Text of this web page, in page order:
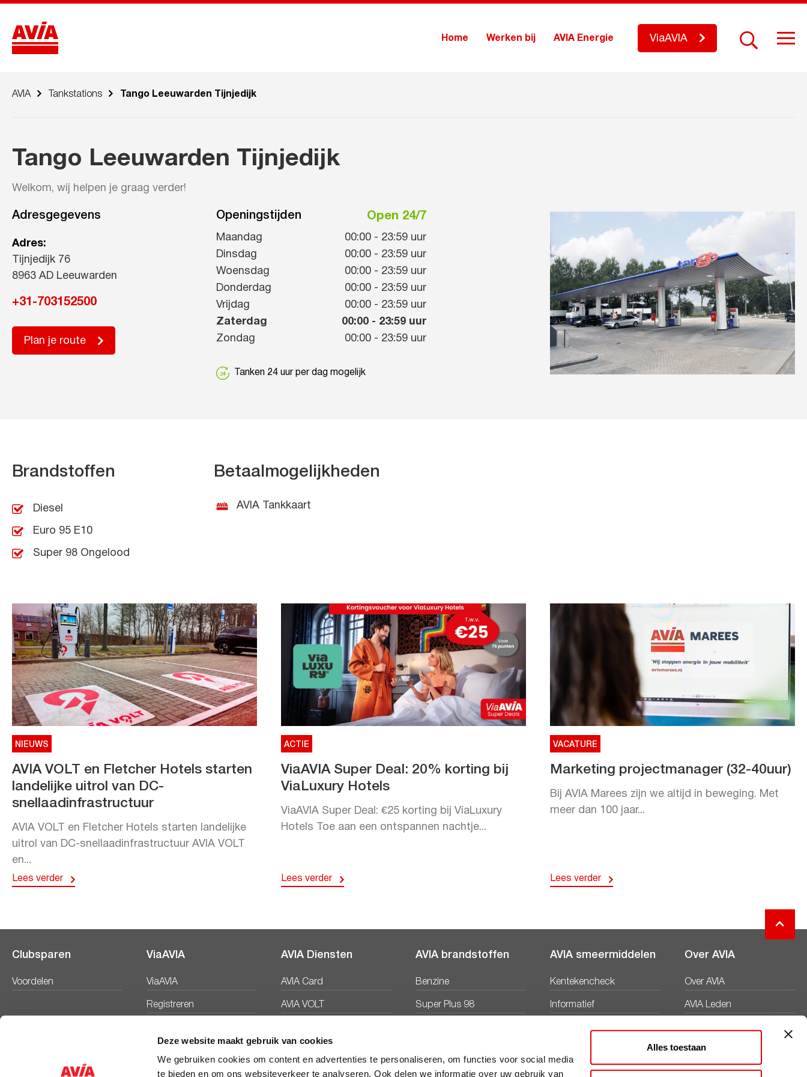
Deze website maakt gebruik van cookies
We gebruiken cookies om content en advertenties te personaliseren, om functies voor social media
te bieden en om ons websiteverkeer te analyseren. Ook delen we informatie over uw gebruik van
Alles toestaan
Home Werken bij AVIA Energie ViaAVIA
AVIA Tankstations Tango Leeuwarden Tijnjedijk
Tango Leeuwarden Tijnjedijk
Welkom, wij helpen je graag verder!
Adresgegevens
Adres:
Tijnjedijk 76
8963 AD Leeuwarden
+31-703152500
Plan je route
Openingstijden Open 24/7
Maandag 00:00 - 23:59 uur
Dinsdag
00:00 - 23:59 uur
Woensdag
00:00 - 23:59 uur
Donderdag
00:00 - 23:59 uur
Vrijdag
00:00 - 23:59 uur
Zaterdag
00:00 - 23:59 uur
Zondag
00:00 - 23:59 uur
Tanken 24 uur per dag mogelijk
Brandstoffen
Diesel
Euro 95 E10
Super 98 Ongelood
Betaalmogelijkheden
AVIA Tankkaart
NIEUWS
AVIA VOLT en Fletcher Hotels starten
landelijke uitrol van DC-
snellaadinfrastructuur
AVIA VOLT en Fletcher Hotels starten landelijke
uitrol van DC-snellaadinfrastructuur AVIA VOLT
en...
Lees verder
ACTIE
ViaAVIA Super Deal: 20% korting bij
ViaLuxury Hotels
ViaAVIA Super Deal: €25 korting bij ViaLuxury
Hotels Toe aan een ontspannen nachtje...
Lees verder
VACATURE
Marketing projectmanager (32-40uur)
Bij AVIA Marees zijn we altijd in beweging. Met
meer dan 100 jaar...
Lees verder
Clubsparen
Voordelen
ViaAVIA
ViaAVIA
Registreren
AVIA Diensten
AVIA Card
AVIA VOLT
AVIA brandstoffen
Benzine
Super Plus 98
AVIA smeermiddelen
Kentekencheck
Informatief
Productbladen
Over AVIA
Over AVIA
AVIA Leden
Nieuws
Duurzaamheid
Werken bij